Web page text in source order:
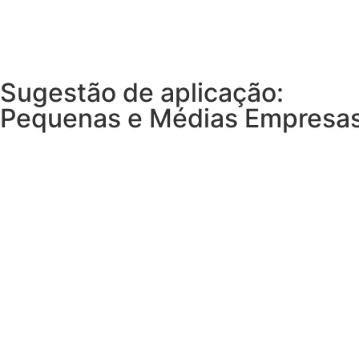
Sugestão de aplicação:
Pequenas e Médias